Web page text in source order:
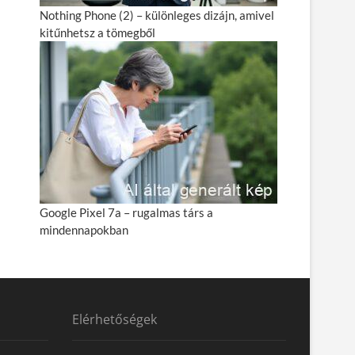
Nothing Phone (2) – különleges dizájn, amivel
kitűnhetsz a tömegből
Google Pixel 7a – rugalmas társ a
mindennapokban
Elérhetőségek